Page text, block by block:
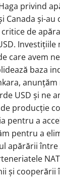
privind
Canada şi-au
de
Investiţiile
care avem
baza
USD şi ne
producţie
pentru a
pentru a
apărării între
şi cooperării